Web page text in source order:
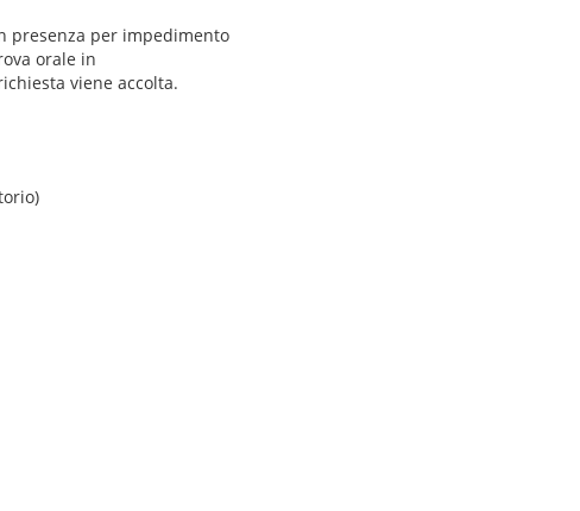
presenza per impedimento
orale in
viene accolta.